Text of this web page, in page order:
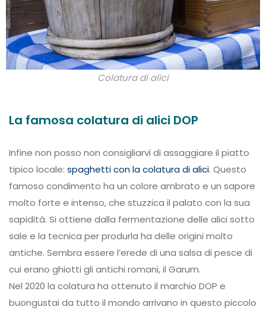
Colatura di alici
La famosa colatura di alici DOP
Infine non posso non consigliarvi di assaggiare il piatto
tipico locale: spaghetti con la colatura di alici. Questo
famoso condimento ha un colore ambrato e un sapore
molto forte e intenso, che stuzzica il palato con la sua
sapidità. Si ottiene dalla fermentazione delle alici sotto
sale e la tecnica per produrla ha delle origini molto
antiche. Sembra essere l’erede di una salsa di pesce di
cui erano ghiotti gli antichi romani, il Garum.
Nel 2020 la colatura ha ottenuto il marchio DOP e
buongustai da tutto il mondo arrivano in questo piccolo